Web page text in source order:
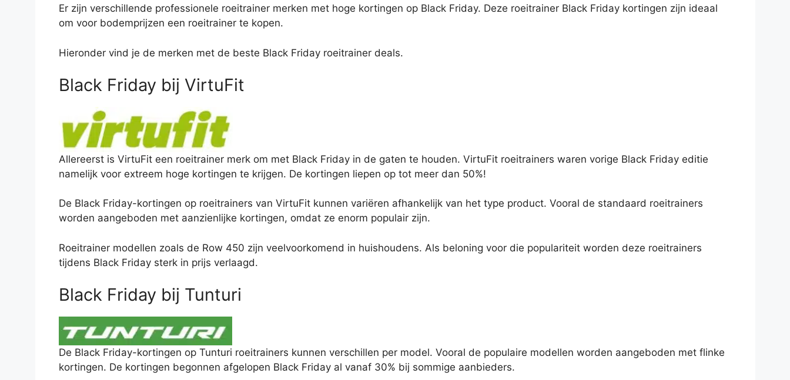
Er zijn verschillende professionele roeitrainer merken met hoge kortingen op Black Friday. Deze roeitrainer Black Friday kortingen zijn ideaal
om voor bodemprijzen een roeitrainer te kopen.
Hieronder vind je de merken met de beste Black Friday roeitrainer deals.
Black Friday bij VirtuFit
Allereerst is VirtuFit een roeitrainer merk om met Black Friday in de gaten te houden. VirtuFit roeitrainers waren vorige Black Friday editie
namelijk voor extreem hoge kortingen te krijgen. De kortingen liepen op tot meer dan 50%!
De Black Friday-kortingen op roeitrainers van VirtuFit kunnen variëren afhankelijk van het type product. Vooral de standaard roeitrainers
worden aangeboden met aanzienlijke kortingen, omdat ze enorm populair zijn.
Roeitrainer modellen zoals de Row 450 zijn veelvoorkomend in huishoudens. Als beloning voor die populariteit worden deze roeitrainers
tijdens Black Friday sterk in prijs verlaagd.
Black Friday bij Tunturi
De Black Friday-kortingen op Tunturi roeitrainers kunnen verschillen per model. Vooral de populaire modellen worden aangeboden met flinke
kortingen. De kortingen begonnen afgelopen Black Friday al vanaf 30% bij sommige aanbieders.